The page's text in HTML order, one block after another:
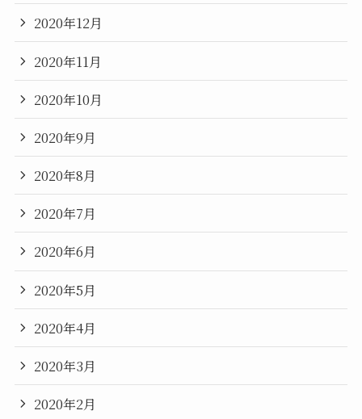
2020年12月
2020年11月
2020年10月
2020年9月
2020年8月
2020年7月
2020年6月
2020年5月
2020年4月
2020年3月
2020年2月